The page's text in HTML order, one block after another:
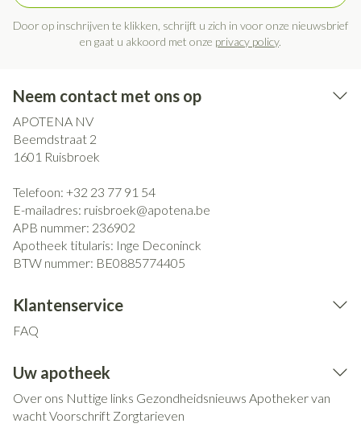
Door op inschrijven te klikken, schrijft u zich in voor onze nieuwsbrief
en gaat u akkoord met onze privacy policy.
Neem contact met ons op
APOTENA NV
Beemdstraat 2
1601 Ruisbroek
Telefoon: +32 23 77 91 54
E-mailadres: ruisbroek@apotena.be
APB nummer: 236902
Apotheek titularis: Inge Deconinck
BTW nummer: BE0885774405
Klantenservice
FAQ
Uw apotheek
Over ons Nuttige links Gezondheidsnieuws Apotheker van
wachtVoorschrift Zorgtarieven